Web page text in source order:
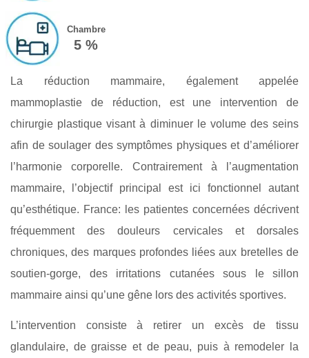
Chambre
5 %
La réduction mammaire, également appelée
mammoplastie de réduction, est une intervention de
chirurgie plastique visant à diminuer le volume des seins
afin de soulager des symptômes physiques et d’améliorer
l’harmonie corporelle. Contrairement à l’augmentation
mammaire, l’objectif principal est ici fonctionnel autant
qu’esthétique. France: les patientes concernées décrivent
fréquemment des douleurs cervicales et dorsales
chroniques, des marques profondes liées aux bretelles de
soutien-gorge, des irritations cutanées sous le sillon
mammaire ainsi qu’une gêne lors des activités sportives.
L’intervention consiste à retirer un excès de tissu
glandulaire, de graisse et de peau, puis à remodeler la